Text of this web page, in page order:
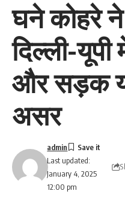
घने कोहरे ने
दिल्ली-यूपी
और सड़क
असर
Last updated:
January 4, 2025
12:00 pm
admin